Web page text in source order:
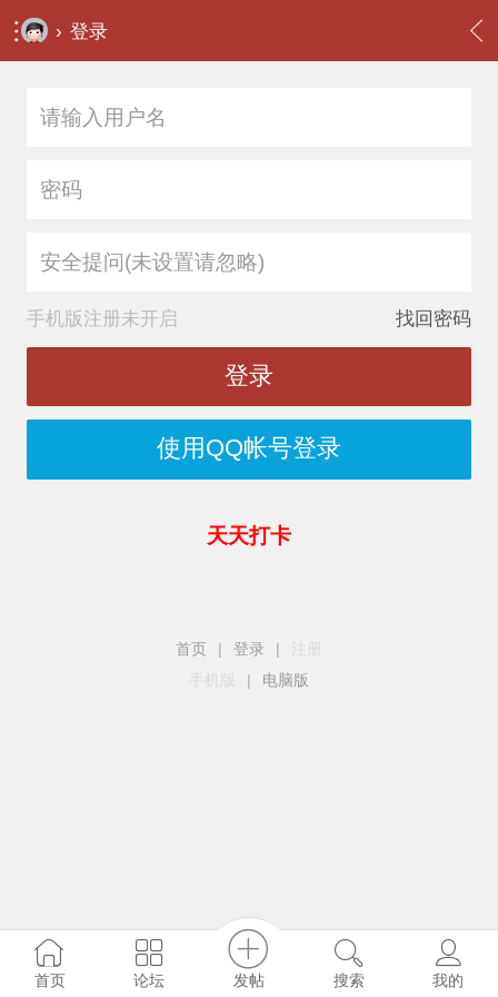
› 登录
安全提问(未设置请忽略)
手机版注册未开启 找回密码
登录
使用QQ帐号登录
天天打卡
首页 | 登录 |
手机版
| 电脑版
首页 论坛 发帖 搜索 我的